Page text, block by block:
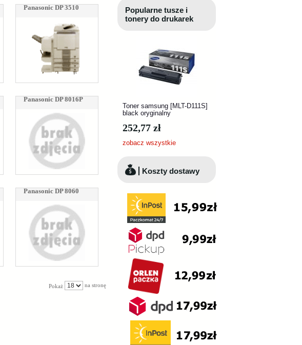
Panasonic DP 3510
Panasonic DP 8016P
Panasonic DP 8060
Pokaż na stronę
Popularne tusze i
tonery do drukarek
Toner samsung [MLT-D111S]
black oryginalny
252,77 zł
zobacz wszystkie
Koszty dostawy